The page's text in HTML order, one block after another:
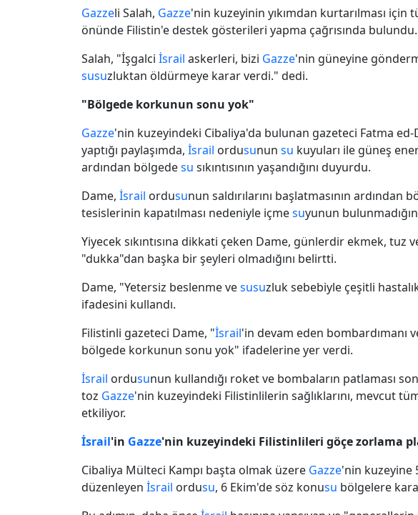
Gazzeli Salah, Gazze'nin kuzeyinin yıkımdan kurtarılması için
önünde Filistin'e destek gösterileri yapma çağrısında bulundu.
Salah, "İşgalci İsrail askerleri, bizi Gazze'nin güneyine
susuzluktan öldürmeye karar verdi." dedi.
"Bölgede korkunun sonu yok"
Gazze'nin kuzeyindeki Cibaliya'da bulunan gazeteci Fatma ed-
yaptığı paylaşımda, İsrail ordusunun su kuyuları ile güneş
ardından bölgedesu sıkıntısının yaşandığını duyurdu.
Dame, İsrail ordusunun saldırılarını başlatmasının ardından
tesislerinin kapatılması nedeniyle içmesuyunun
Yiyecek sıkıntısına dikkati çeken Dame, günlerdir ekmek, tuz
"dukka"dan başka bir şeyleri olmadığını belirtti.
Dame, "Yetersiz beslenme vesusuzluk sebebiyle çeşitli
ifadesini kullandı.
Filistinli gazeteci Dame, "İsrail'in devam eden bombardımanı
bölgede korkunun sonu yok" ifadelerine yer verdi.
İsrail ordusunun kullandığı roket ve bombaların patlaması
toz Gazze'nin kuzeyindeki Filistinlilerin sağlıklarını, mevcut
etkiliyor.
İsrail'in Gazze'nin kuzeyindeki Filistinlileri göçe zorlama
Cibaliya Mülteci Kampı başta olmak üzere Gazze'nin kuzeyine
düzenleyen İsrail ordusu, 6 Ekim'de söz konusu bölgelere kara